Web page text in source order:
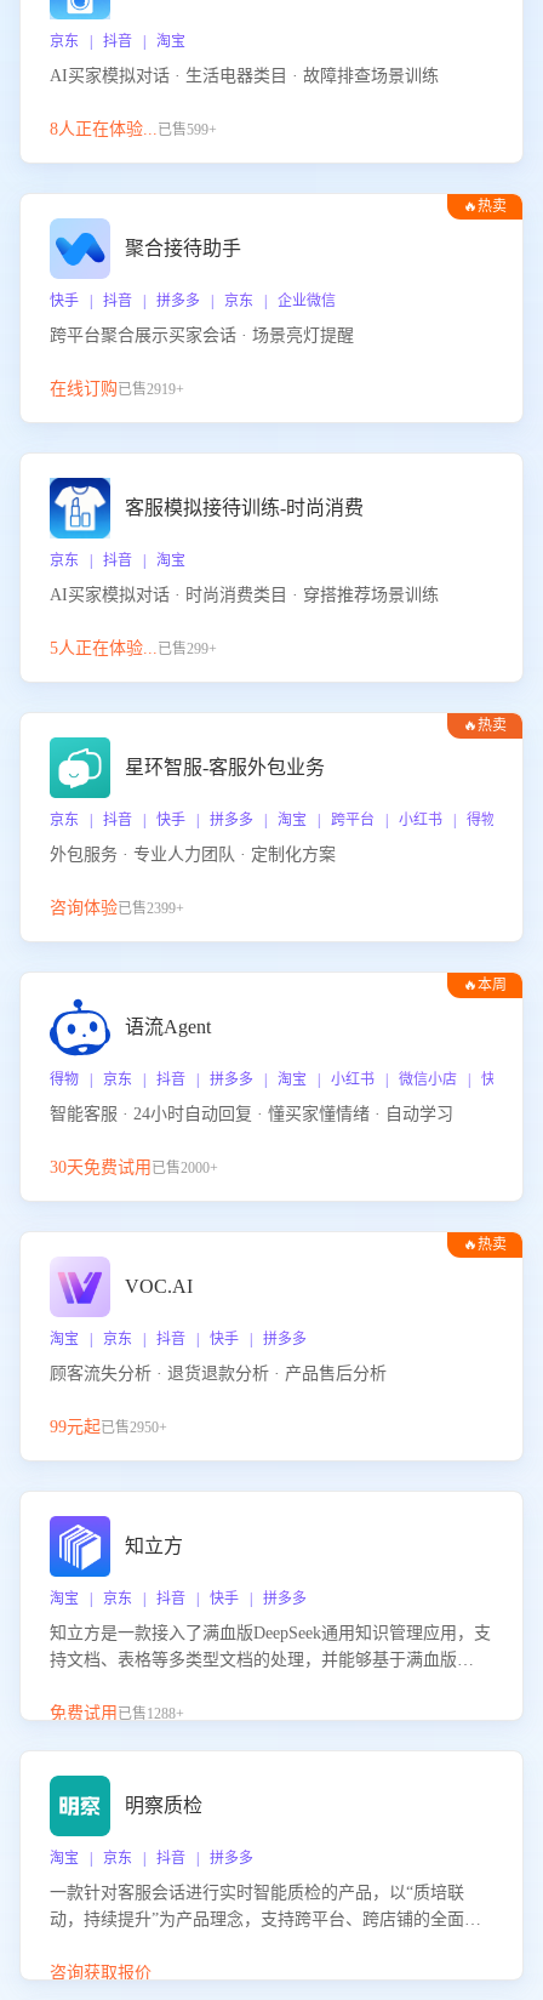
京东 | 抖音 | 淘宝
AI买家模拟对话 · 生活电器类目 · 故障排查场景训练
8人正在体验...已售599+
🔥热卖
聚合接待助手
快手 | 抖音 | 拼多多 | 京东 | 企业微信
跨平台聚合展示买家会话 · 场景亮灯提醒
在线订购已售2919+
客服模拟接待训练-时尚消费
京东 | 抖音 | 淘宝
AI买家模拟对话 · 时尚消费类目 · 穿搭推荐场景训练
5人正在体验...已售299+
🔥热卖
星环智服-客服外包业务
京东 | 抖音 | 快手 | 拼多多 | 淘宝 | 跨平台 | 小红书 | 得物 | 企
外包服务 · 专业人力团队 · 定制化方案
咨询体验已售2399+
🔥本周
语流Agent
得物 | 京东 | 抖音 | 拼多多 | 淘宝 | 小红书 | 微信小店 | 快手 |
智能客服 · 24小时自动回复 · 懂买家懂情绪 · 自动学习
30天免费试用 已售2000+
🔥热卖
VOC.AI
淘宝 | 京东 | 抖音 | 快手 | 拼多多
顾客流失分析 · 退货退款分析 · 产品售后分析
99元起已售2950+
知立方
淘宝 | 京东 | 抖音 | 快手 | 拼多多
知立方是一款接入了满血版DeepSeek通用知识管理应用，支
持文档、表格等多类型文档的处理，并能够基于满血版
识支持，帮助用户高效管理和利用知识资源。通过该产品，
免费试用 已售1288+
明察质检
淘宝 | 京东 | 抖音 | 拼多多
一款针对客服会话进行实时智能质检的产品，以“质培联
动，持续提升”为产品理念，支持跨平台、跨店铺的全面、
升客服团队的销服能力。
咨询获取报价